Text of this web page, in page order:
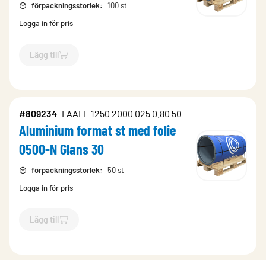
förpackningsstorlek:
100 st
Logga in för pris
Lägg till
`$Lägg till
#809234 FAALF 1250 2000 025 0.80 50
Aluminium format st med folie
0500-N Glans 30
förpackningsstorlek:
50 st
Logga in för pris
Lägg till
`$Lägg till